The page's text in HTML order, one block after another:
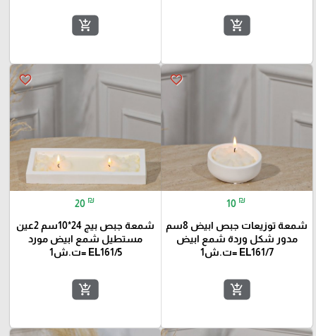
add_shopping_cart
add_shopping_cart
favorite_border
10 ₪
شمعة توزيعات جبص ابيض 8سم
مدور شكل وردة شمع ابيض
EL161/7 =ت.ش1
add_shopping_cart
favorite_border
20 ₪
شمعة جبص بيج 24*10سم 2عين
مستطيل شمع ابيض مورد
EL161/5 =ت.ش1
add_shopping_cart